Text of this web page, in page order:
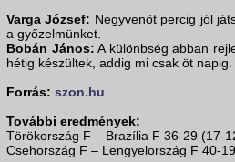
Varga József: Negyvenöt percig jól
a győzelmünket.
Bobán János: A különbség abban
hétig készültek, addig mi csak öt napig.
Forrás: szon.hu
További eredmények:
Törökország F – Brazília F 36-29 (17-
Csehország F – Lengyelország F 40-